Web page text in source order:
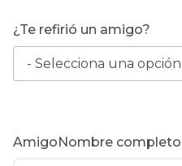
¿Te refirió un amigo?
AmigoNombre